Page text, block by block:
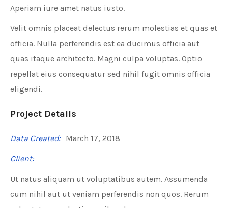
Aperiam iure amet natus iusto.
Velit omnis placeat delectus rerum molestias et quas et
officia. Nulla perferendis est ea ducimus officia aut
quas itaque architecto. Magni culpa voluptas. Optio
repellat eius consequatur sed nihil fugit omnis officia
eligendi.
Project Details
Data Created: March 17, 2018
Client:
Ut natus aliquam ut voluptatibus autem. Assumenda
cum nihil aut ut veniam perferendis non quos. Rerum